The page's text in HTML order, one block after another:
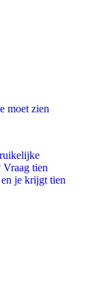
moet zien
tien
je krijgt tien